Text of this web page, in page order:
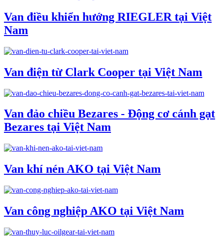
Van điều khiển hướng RIEGLER tại Việt
Nam
Van điện từ Clark Cooper tại Việt Nam
Van đảo chiều Bezares - Động cơ cánh gạt
Bezares tại Việt Nam
Van khí nén AKO tại Việt Nam
Van công nghiệp AKO tại Việt Nam